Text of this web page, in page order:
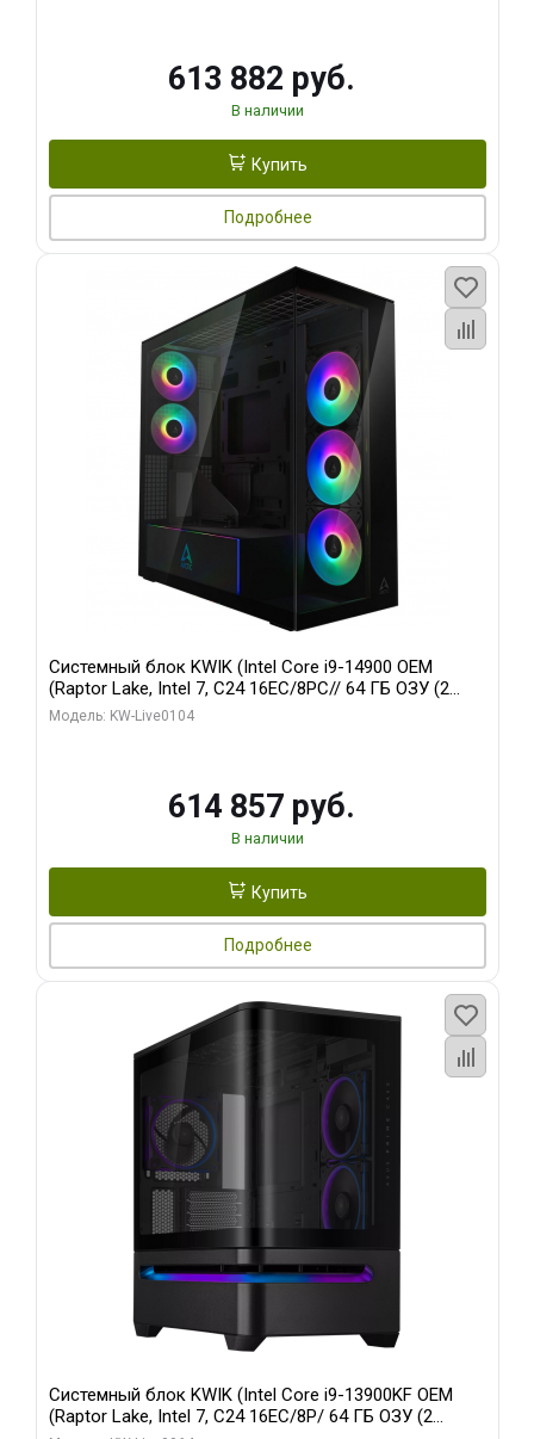
613 882 руб.
В наличии
Купить
Подробнее
Системный блок KWIK (Intel Core i9-14900 OEM
(Raptor Lake, Intel 7, C24 16EC/8PC// 64 ГБ ОЗУ (2
модуля)/ Afox RTX4090 24GB GDDR6X 384-Bit 3xDP
Модель: KW-Live0104
614 857 руб.
В наличии
Купить
Подробнее
Системный блок KWIK (Intel Core i9-13900KF OEM
(Raptor Lake, Intel 7, C24 16EC/8P/ 64 ГБ ОЗУ (2